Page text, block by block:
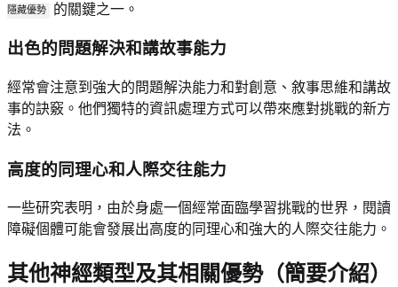
隱藏優勢
的關鍵之一。
出色的問題解決和講故事能力
經常會注意到強大的問題解決能力和對創意、敘事思維和講故
事的訣竅。他們獨特的資訊處理方式可以帶來應對挑戰的新方
法。
高度的同理心和人際交往能力
一些研究表明，由於身處一個經常面臨學習挑戰的世界，閱讀
障礙個體可能會發展出高度的同理心和強大的人際交往能力。
其他神經類型及其相關優勢（簡要介紹）